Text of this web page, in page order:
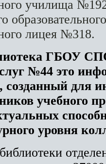
училища
лицея №318.
ГБОУ
№44 это
созданный для
учебного
уровня